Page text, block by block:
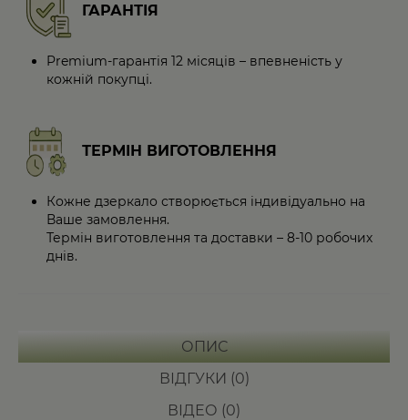
ГАРАНТІЯ
Premium-гарантія 12 місяців – впевненість у
кожній покупці.
ТЕРМІН ВИГОТОВЛЕННЯ
Кожне дзеркало створюється індивідуально на
Ваше замовлення.
Термін виготовлення та доставки – 8-10 робочих
днів.
ОПИС
ВІДГУКИ (0)
ВІДЕО (0)